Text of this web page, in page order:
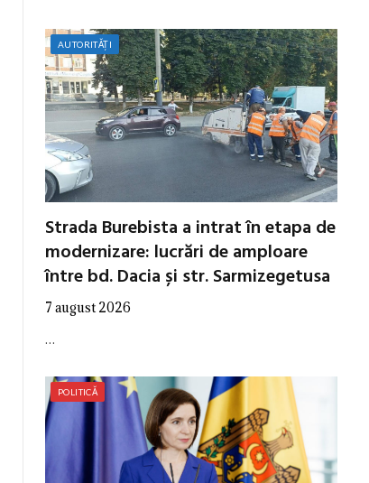
AUTORITĂȚI
Strada Burebista a intrat în etapa de
modernizare: lucrări de amploare
între bd. Dacia și str. Sarmizegetusa
7 august 2026
…
POLITICĂ